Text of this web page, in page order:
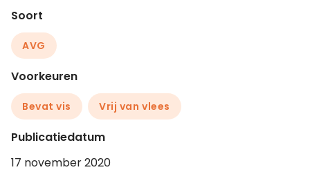
Soort
AVG
Voorkeuren
Bevat vis Vrij van vlees
Publicatiedatum
17 november 2020